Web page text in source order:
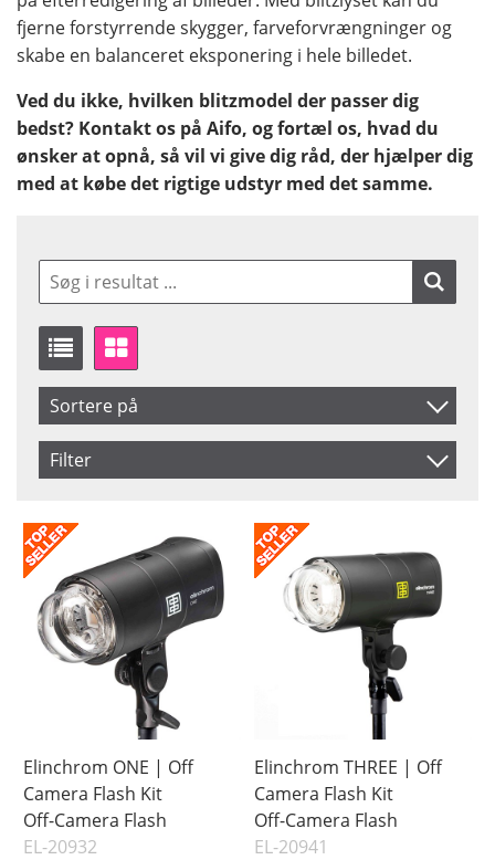
fjerne forstyrrende skygger, farveforvrængninger og
skabe en balanceret eksponering i hele billedet.
Ved du ikke, hvilken blitzmodel der passer dig
bedst? Kontakt os på Aifo, og fortæl os, hvad du
ønsker at opnå, så vil vi give dig råd, der hjælper dig
med at købe det rigtige udstyr med det samme.
Sortere på
Produkt Nr.
Inkl. Moms
Filter
Pris
På lager
Elinchrom ONE | Off
Camera Flash Kit
Off-Camera Flash
EL-20932
Elinchrom THREE | Off
Camera Flash Kit
Off-Camera Flash
EL-20941